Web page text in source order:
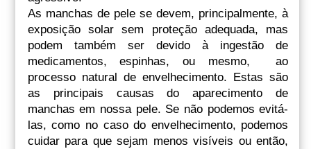
As manchas de pele se devem, principalmente, à
exposição solar sem proteção adequada, mas
podem também ser devido à ingestão de
medicamentos, espinhas, ou mesmo, ao
processo natural de envelhecimento. Estas são
as principais causas do aparecimento de
manchas em nossa pele. Se não podemos evitá-
las, como no caso do envelhecimento, podemos
cuidar para que sejam menos visíveis ou então,